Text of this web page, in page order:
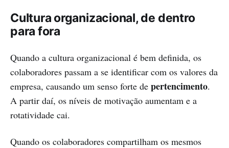
Cultura organizacional, de dentro
para fora
Quando a cultura organizacional é bem definida, os
colaboradores passam a se identificar com os valores da
empresa, causando um senso forte de pertencimento.
A partir daí, os níveis de motivação aumentam e a
rotatividade cai.
Quando os colaboradores compartilham os mesmos